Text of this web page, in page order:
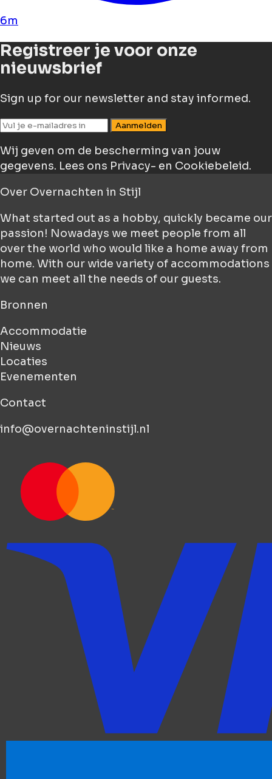
6m
Registreer je voor onze
nieuwsbrief
Sign up for our newsletter and stay informed.
Aanmelden
Wij geven om de bescherming van jouw
gegevens. Lees ons Privacy- en Cookiebeleid.
Over Overnachten in Stijl
What started out as a hobby, quickly became our
passion! Nowadays we meet people from all
over the world who would like a home away from
home. With our wide variety of accommodations
we can meet all the needs of our guests.
Bronnen
Accommodatie
Nieuws
Locaties
Evenementen
Contact
info@overnachteninstijl.nl